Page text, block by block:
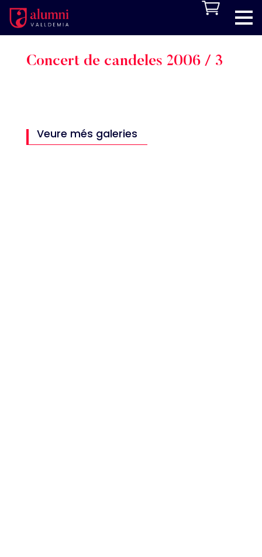
Concert de candeles 2006 / 3
Veure més galeries